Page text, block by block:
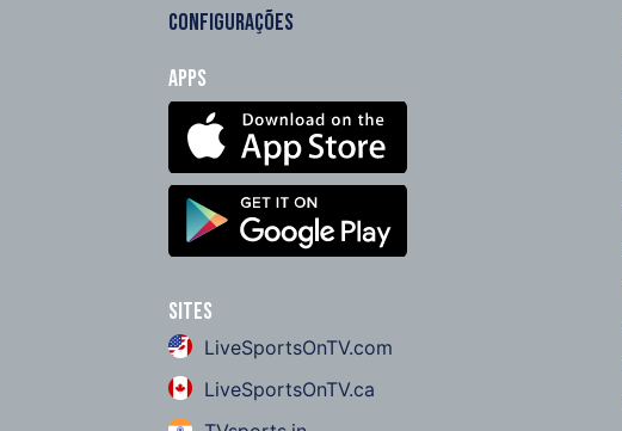
CONFIGURAÇÕES
Apps
Sites
LiveSportsOnTV.com
LiveSportsOnTV.ca